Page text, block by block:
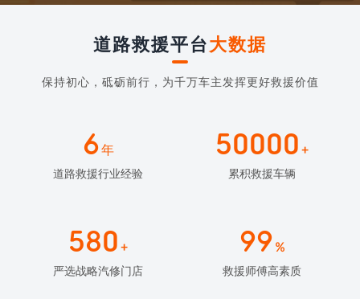
道路救援平台大数据
保持初心，砥砺前行，为千万车主发挥更好救援价值
6年
道路救援行业经验
50000 +
累积救援车辆
580 +
严选战略汽修门店
99 %
救援师傅高素质